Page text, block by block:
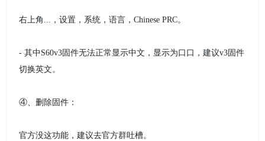
右上角...，设置，系统，语言，Chinese PRC。
- 其中S60v3固件无法正常显示中文，显示为口口，建议v3固件
切换英文。
④、删除固件：
官方没这功能，建议去官方群吐槽。